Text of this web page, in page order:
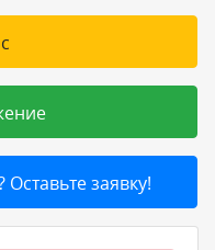
заявку!